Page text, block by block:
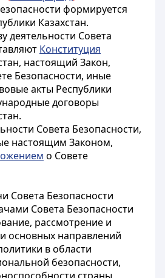
формируется
Казахстан.
деятельности Совета
Конституция
настоящий Закон,
Безопасности, иные
акты Республики
договоры
Совета Безопасности,
настоящим Законом,
о Совете
Совета Безопасности
Совета Безопасности
рассмотрение и
основных направлений
в области
безопасности,